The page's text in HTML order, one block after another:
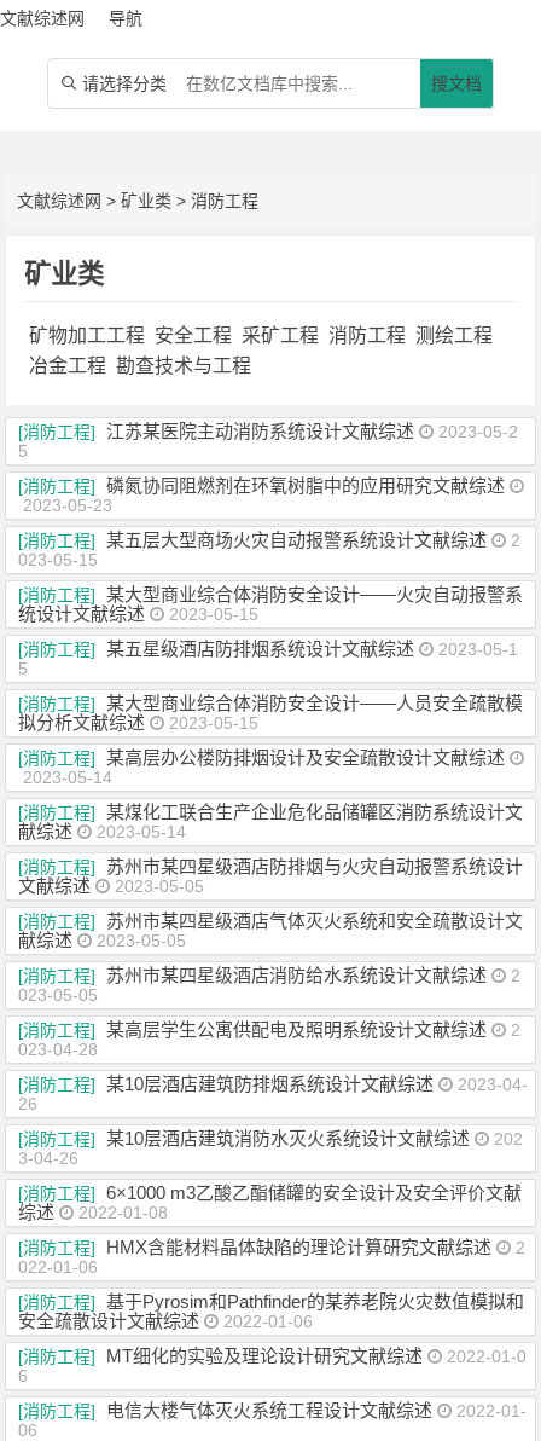
文献综述网 导航
 请选择分类 搜文档
文献综述网 >矿业类 >消防工程
矿业类
矿物加工工程 安全工程 采矿工程 消防工程 测绘工程
冶金工程 勘查技术与工程
[消防工程] 江苏某医院主动消防系统设计文献综述
2023-05-2
5
[消防工程]
磷氮协同阻燃剂在环氧树脂中的应用研究文献综述
2023-05-23
[消防工程]
某五层大型商场火灾自动报警系统设计文献综述
2
023-05-15
[消防工程]
某大型商业综合体消防安全设计——火灾自动报警系
统设计文献综述
2023-05-15
[消防工程]
某五星级酒店防排烟系统设计文献综述
2023-05-1
5
[消防工程]
某大型商业综合体消防安全设计——人员安全疏散模
拟分析文献综述
2023-05-15
[消防工程]
某高层办公楼防排烟设计及安全疏散设计文献综述
2023-05-14
[消防工程]
某煤化工联合生产企业危化品储罐区消防系统设计文
献综述
2023-05-14
[消防工程]
苏州市某四星级酒店防排烟与火灾自动报警系统设计
文献综述
2023-05-05
[消防工程]
苏州市某四星级酒店气体灭火系统和安全疏散设计文
献综述
2023-05-05
[消防工程]
苏州市某四星级酒店消防给水系统设计文献综述
2
023-05-05
[消防工程]
某高层学生公寓供配电及照明系统设计文献综述
2
023-04-28
[消防工程]
某10层酒店建筑防排烟系统设计文献综述
2023-04-
26
[消防工程]
某10层酒店建筑消防水灭火系统设计文献综述
202
3-04-26
[消防工程]
6×1000 m3乙酸乙酯储罐的安全设计及安全评价文献
综述
2022-01-08
[消防工程]
HMX含能材料晶体缺陷的理论计算研究文献综述
2
022-01-06
[消防工程]
基于Pyrosim和Pathfinder的某养老院火灾数值模拟和
安全疏散设计文献综述
2022-01-06
[消防工程]
MT细化的实验及理论设计研究文献综述
2022-01-0
6
[消防工程]
电信大楼气体灭火系统工程设计文献综述
2022-01-
06